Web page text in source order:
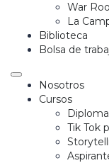
War
La
Biblioteca
Bolsa de
Nosotros
Cursos
Tik Tok